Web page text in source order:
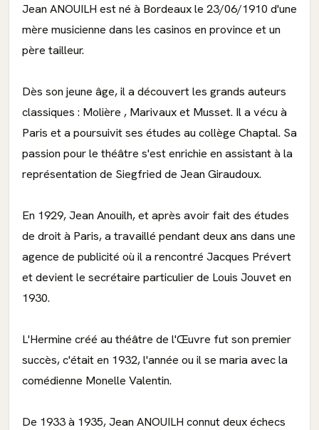
Jean ANOUILH est né à Bordeaux le 23/06/1910 d'une
mère musicienne dans les casinos en province et un
père tailleur.
Dès son jeune âge, il a découvert les grands auteurs
classiques : Molière , Marivaux et Musset. Il a vécu à
Paris et a poursuivit ses études au collège Chaptal. Sa
passion pour le théâtre s'est enrichie en assistant à la
représentation de Siegfried de Jean Giraudoux.
En 1929, Jean Anouilh, et après avoir fait des études
de droit à Paris, a travaillé pendant deux ans dans une
agence de publicité où il a rencontré Jacques Prévert
et devient le secrétaire particulier de Louis Jouvet en
1930.
L'Hermine créé au théâtre de l'Œuvre fut son premier
succès, c'était en 1932, l'année ou il se maria avec la
comédienne Monelle Valentin.
De 1933 à 1935, Jean ANOUILH connut deux échecs